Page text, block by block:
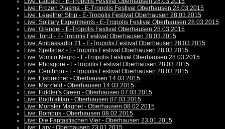
Live: Frozen Plasma - E-Tropolis Festival Oberhausen 28.03.2015
Live: Leaether Strip - E-Tropolis Festival Oberhausen 28.03.2015
Live: Solitary Experiments - E-Tropolis Festival Oberhausen 28.03.2015
Live: Grendel - E-Tropolis Festival Oberhausen 28.03.2015
Live: Torul - E-Tropolis Festival Oberhausen 28.03.2015
Live: Ambassador 21 - E-Tropolis Festival Oberhausen 28.03.2015
Live: Spetsnaz - E-Tropolis Festival Oberhausen 28.03.2015
Live: Vomito Negro - E-Tropolis Festival Oberhausen 28.03.2015
Live: Phosgore - E-Tropolis Festival Oberhausen 28.03.2015
Live: Centhron - E-Tropolis Festival Oberhausen 28.03.2015
Live: Eisbrecher - Oberhausen 14.03.2015
Live: Märzfeld - Oberhausen 14.03.2015
Live: Fiddler's Green - Oberhausen 07.03.2015
Live: Bodh'aktan - Oberhausen 07.03.2015
Live: Monster Magnet - Oberhausen 08.02.2015
Live: Bombus - Oberhausen 08.02.2015
Live: Die Fantastischen Vier - Oberhausen 23.01.2015